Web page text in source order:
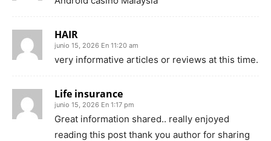
HAIR
junio 15, 2026 En 11:20 am
very informative articles or reviews at this time.
Life insurance
junio 15, 2026 En 1:17 pm
Great information shared.. really enjoyed
reading this post thank you author for sharing